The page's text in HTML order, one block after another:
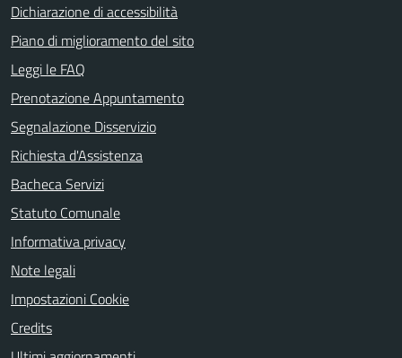
Dichiarazione di accessibilità
Piano di miglioramento del sito
Leggi le FAQ
Prenotazione Appuntamento
Segnalazione Disservizio
Richiesta d'Assistenza
Bacheca Servizi
Statuto Comunale
Informativa privacy
Note legali
Impostazioni Cookie
Credits